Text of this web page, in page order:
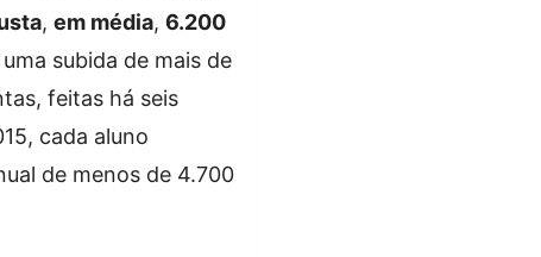
, em média, 6.200
uma subida de mais de
feitas há seis
cada aluno
de menos de 4.700